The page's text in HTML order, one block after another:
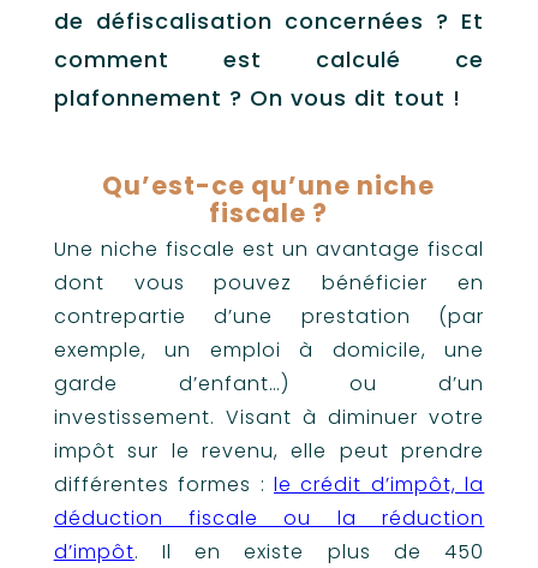
de défiscalisation concernées ? Et
comment est calculé ce
plafonnement ? On vous dit tout !
Qu’est-ce qu’une niche
fiscale ?
Une niche fiscale est un avantage fiscal
dont vous pouvez bénéficier en
contrepartie d’une prestation (par
exemple, un emploi à domicile, une
garde d’enfant…) ou d’un
investissement. Visant à diminuer votre
impôt sur le revenu, elle peut prendre
différentes formes : le crédit d’impôt, la
déduction fiscale ou la réduction
d’impôt. Il en existe plus de 450